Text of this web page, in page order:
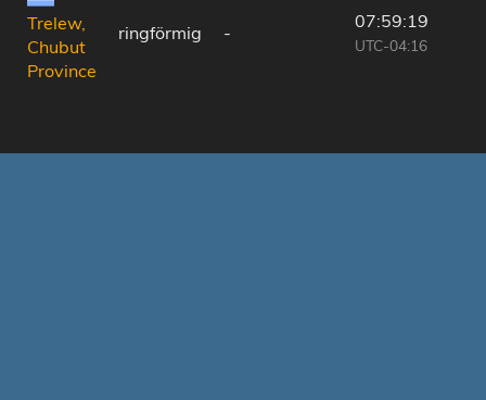
Trelew,
Chubut
Province
ringförmig -
07:59:19
UTC-04:16